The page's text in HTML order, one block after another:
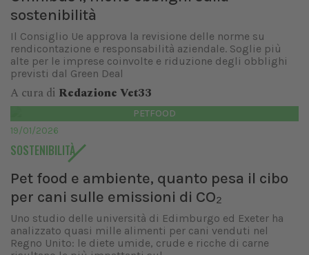
sostenibilità
Il Consiglio Ue approva la revisione delle norme su
rendicontazione e responsabilità aziendale. Soglie più
alte per le imprese coinvolte e riduzione degli obblighi
previsti dal Green Deal
A cura di Redazione Vet33
PETFOOD
19/01/2026
SOSTENIBILITÀ
Pet food e ambiente, quanto pesa il cibo
per cani sulle emissioni di CO₂
Uno studio delle università di Edimburgo ed Exeter ha
analizzato quasi mille alimenti per cani venduti nel
Regno Unito: le diete umide, crude e ricche di carne